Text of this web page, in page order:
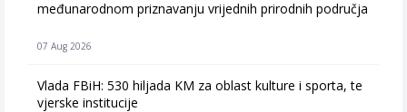
međunarodnom priznavanju vrijednih prirodnih područja
07 Aug 2026
Vlada FBiH: 530 hiljada KM za oblast kulture i sporta, te
vjerske institucije